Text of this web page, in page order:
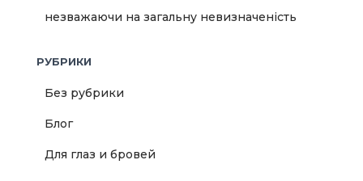
незважаючи на загальну невизначеність
РУБРИКИ
Без рубрики
Блог
Для глаз и бровей